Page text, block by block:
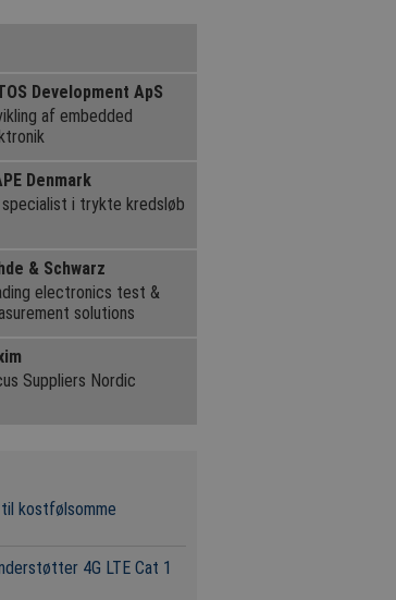
Development ApS
af embedded
Denmark
specialist i trykte kredsløb
& Schwarz
electronics test &
solutions
Suppliers Nordic
kostfølsomme
4G LTE Cat 1